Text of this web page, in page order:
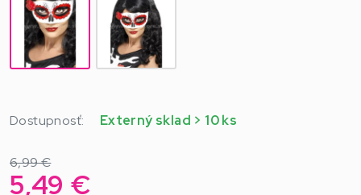
Dostupnosť: Externý sklad > 10 ks
6,99 €
5,49 €